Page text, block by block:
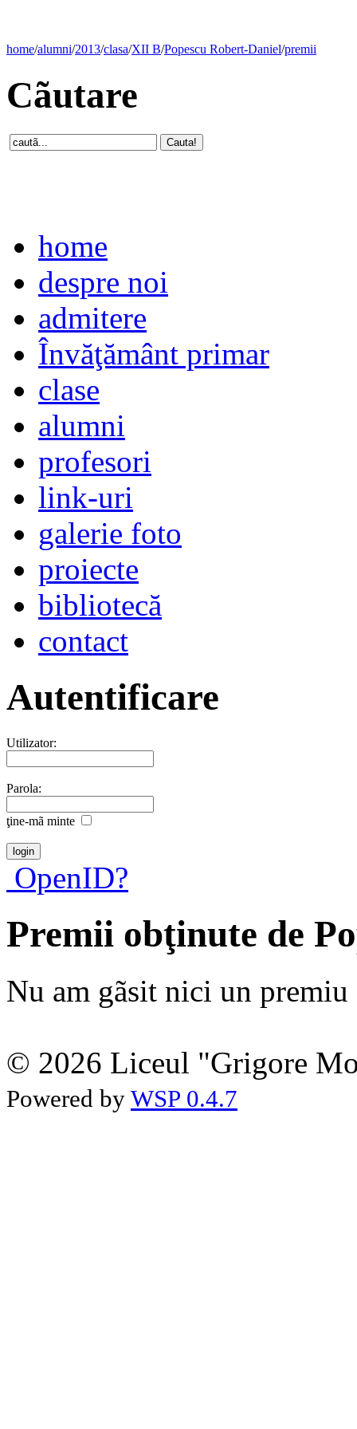
home/alumni/2013/clasa/XII B/Popescu Robert-Daniel/premii
Cãutare
home
despre noi
admitere
Învăţământ primar
clase
alumni
profesori
link-uri
galerie foto
proiecte
bibliotecă
contact
Autentificare
Utilizator:
Parola:
ţine-mã minte
OpenID?
Premii obţinute de
Nu am gãsit nici un premiu
© 2026 Liceul "Grigore
Powered by WSP 0.4.7